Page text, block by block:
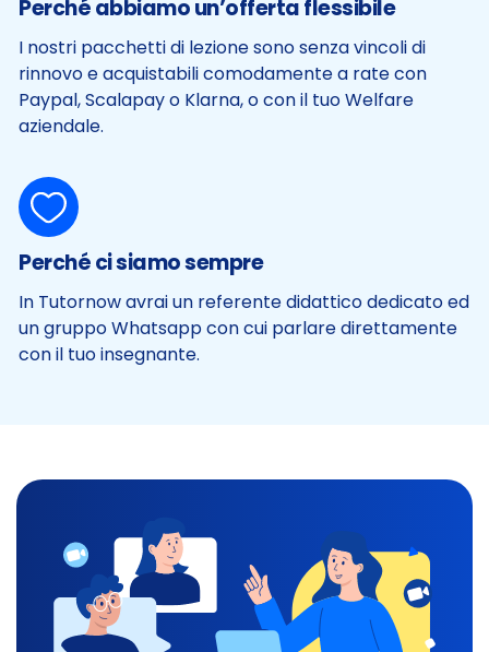
Perché abbiamo un’offerta flessibile
I nostri pacchetti di lezione sono senza vincoli di
rinnovo e acquistabili comodamente a rate con
Paypal, Scalapay o Klarna, o con il tuo Welfare
aziendale.
Perché ci siamo sempre
In Tutornow avrai un referente didattico dedicato ed
un gruppo Whatsapp con cui parlare direttamente
con il tuo insegnante.